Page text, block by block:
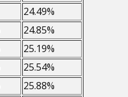
24.49%
24.85%
25.19%
25.54%
25.88%